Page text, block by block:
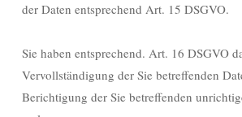
der Daten entsprechend Art. 15 DSGVO.
Sie haben entsprechend. Art. 16 DSGVO
Vervollständigung der Sie betreffenden
Berichtigung der Sie betreffenden